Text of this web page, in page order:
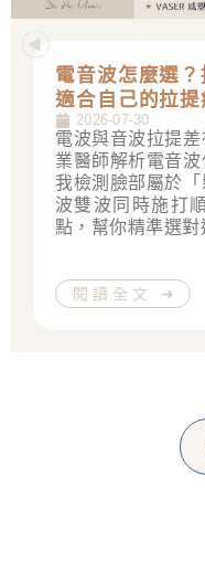
電音波怎麼選
適合自己的拉提
2026-07-30
電波與音波拉提
業醫師解析電音
我檢測臉部屬於
波雙波同時施打
點，幫你精準選對
閱讀全文 ➜